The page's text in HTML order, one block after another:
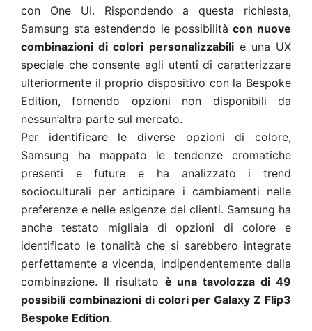
con One UI. Rispondendo a questa richiesta,
Samsung sta estendendo le possibilitàcon nuove
combinazioni di colori personalizzabilie una UX
speciale che consente agli utenti di caratterizzare
ulteriormente il proprio dispositivo con la Bespoke
Edition, fornendo opzioni non disponibili da
nessun’altra parte sul mercato.
Per identificare le diverse opzioni di colore,
Samsung ha mappato le tendenze cromatiche
presenti e future e ha analizzato i trend
socioculturali per anticipare i cambiamenti nelle
preferenze e nelle esigenze dei clienti. Samsung ha
anche testato migliaia di opzioni di colore e
identificato le tonalità che si sarebbero integrate
perfettamente a vicenda, indipendentemente dalla
combinazione. Il risultato è una tavolozza di 49
possibili combinazioni di colori per Galaxy Z Flip3
Bespoke Edition.